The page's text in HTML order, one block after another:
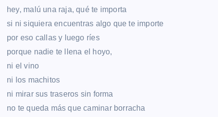
hey, malú una raja, qué te importa
si ni siquiera encuentras algo que te importe
por eso callas y luego ríes
porque nadie te llena el hoyo,
ni el vino
ni los machitos
ni mirar sus traseros sin forma
no te queda más que caminar borracha